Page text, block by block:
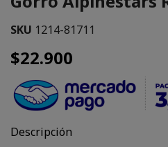
SKU 1214-81711
$22.900
Descripción